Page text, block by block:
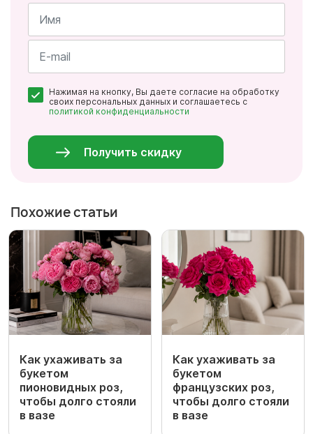
Имя
*
Нажимая на кнопку, Вы даете согласие на обработку
своих персональных данных и соглашаетесь с
политикой конфиденциальности
Получить скидку
Похожие статьи
Как ухаживать за
букетом
пионовидных роз,
чтобы долго стояли
в вазе
Как ухаживать за
букетом
французских роз,
чтобы долго стояли
в вазе